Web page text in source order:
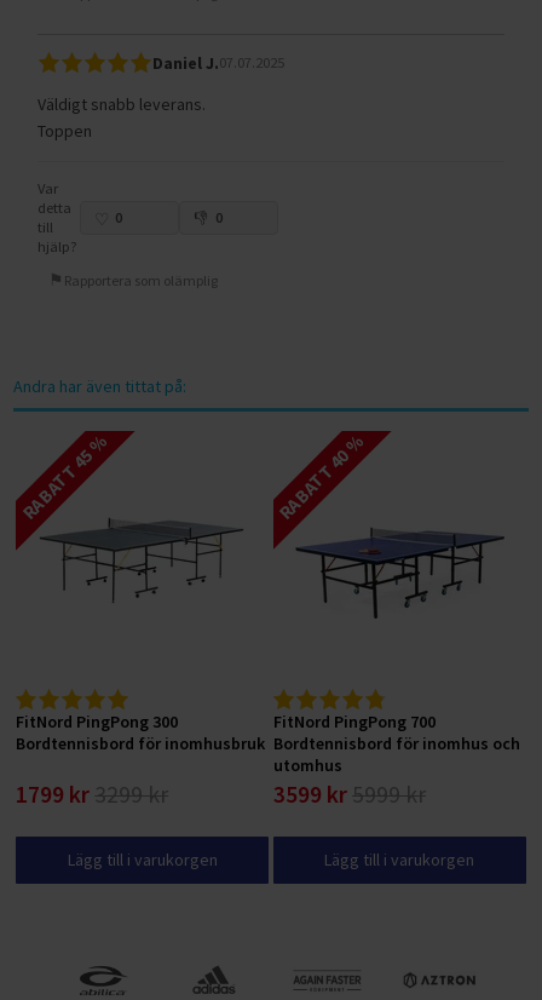
Daniel J.07.07.2025
Väldigt snabb leverans.
Toppen
Var
detta
till
hjälp?
0 0
Rapportera som olämplig
Andra har även tittat på:
RABATT 45 %
FitNord PingPong 300
Bordtennisbord för inomhusbruk
1799 kr 3299 kr
Lägg till i varukorgen
RABATT 40 %
FitNord PingPong 700
Bordtennisbord för inomhus och
utomhus
3599 kr5999 kr
Lägg till i varukorgen